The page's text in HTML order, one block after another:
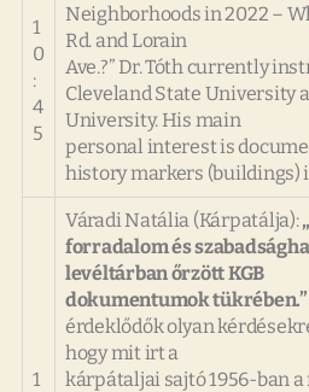
1
0
:
4
5
Neighborhoods in 2022 –
Rd. and Lorain
Ave.?” Dr. Tóth currently
Cleveland State University
University. His main
personal interest is
history markers (buildings)
1
Váradi Natália (Kárpatálja):
forradalom és
levéltárban őrzött KGB
dokumentumok tükrében.”
érdeklődők olyan
hogy mit irt a
kárpátaljai sajtó 1956-ban